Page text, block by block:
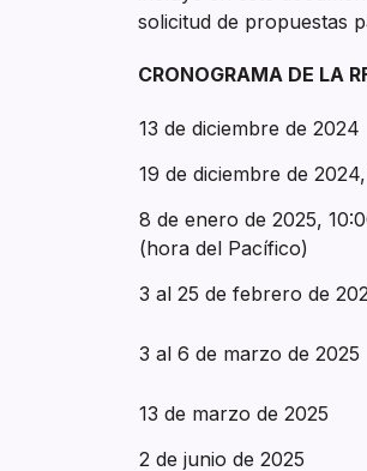
solicitud de propuestas
CRONOGRAMA DE LA
13 de diciembre de 2024
19 de diciembre de
8 de enero de 2025,
(hora del Pacífico)
3 al 25 de febrero de
3 al 6 de marzo de 2025
13 de marzo de 2025
2 de junio de 2025